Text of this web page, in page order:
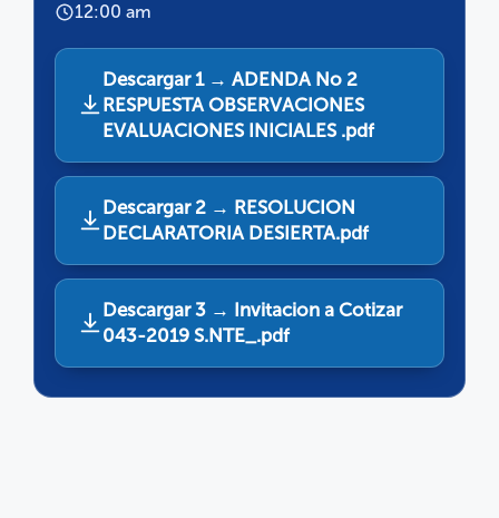
12:00 am
Descargar 1 → ADENDA No 2
RESPUESTA OBSERVACIONES
EVALUACIONES INICIALES .pdf
Descargar 2 → RESOLUCION
DECLARATORIA DESIERTA.pdf
Descargar 3 → Invitacion a Cotizar
043-2019 S.NTE_.pdf